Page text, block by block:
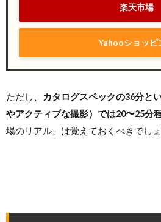
楽天市場
Yahooショッピ
ただし、
カタログスペックの36分と
やアクティブな撮影）では20〜25分
場のリアル」は覚えておくべきでしょ